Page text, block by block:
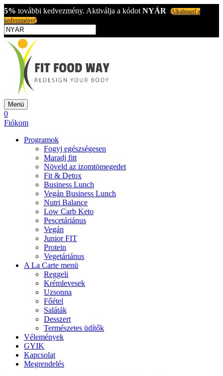
5% további kedvezmény. Aktiválja a kódot NYÁR
Alkalmazd a
kedvezményt!
Menü
0
Fiókom
Programok
Fogyj egészségesen
Maradj fitt
Növeld az izomtömegedet
Fit & Detox
Business Lunch
Vegán Business Lunch
Nutri Balance
Low Carb Keto
Pescetáriánus
Vegán
Junior FIT
Protein
Vegetáriánus
A La Carte menü
Reggeli
Krémlevesek
Uzsonna
Főétel
Saláták
Desszert
Természetes üdítők
Vélemények
GYIK
Kapcsolat
Megrendelés